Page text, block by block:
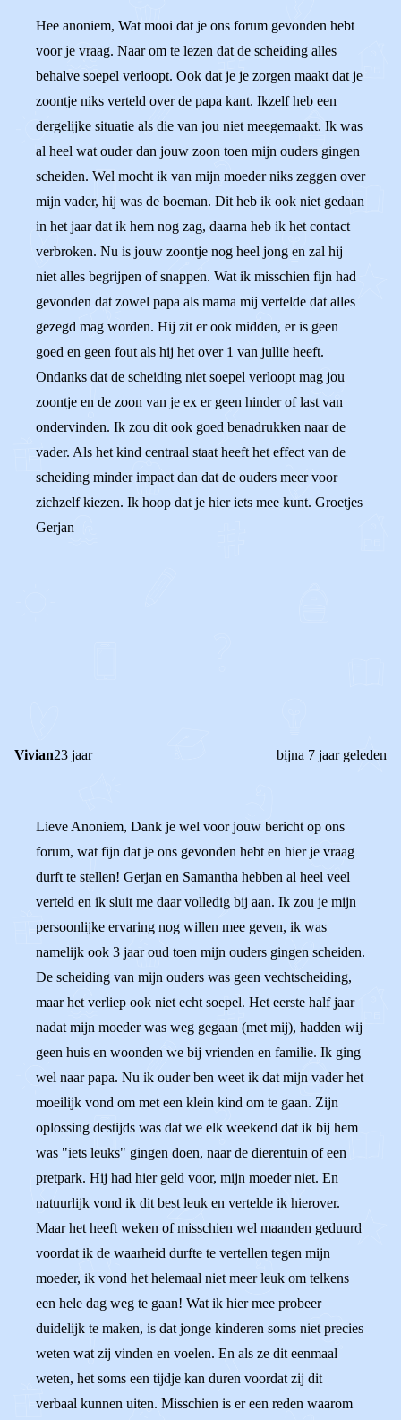
Hee anoniem, Wat mooi dat je ons forum gevonden hebt
voor je vraag. Naar om te lezen dat de scheiding alles
behalve soepel verloopt. Ook dat je je zorgen maakt dat je
zoontje niks verteld over de papa kant. Ikzelf heb een
dergelijke situatie als die van jou niet meegemaakt. Ik was
al heel wat ouder dan jouw zoon toen mijn ouders gingen
scheiden. Wel mocht ik van mijn moeder niks zeggen over
mijn vader, hij was de boeman. Dit heb ik ook niet gedaan
in het jaar dat ik hem nog zag, daarna heb ik het contact
verbroken. Nu is jouw zoontje nog heel jong en zal hij
niet alles begrijpen of snappen. Wat ik misschien fijn had
gevonden dat zowel papa als mama mij vertelde dat alles
gezegd mag worden. Hij zit er ook midden, er is geen
goed en geen fout als hij het over 1 van jullie heeft.
Ondanks dat de scheiding niet soepel verloopt mag jou
zoontje en de zoon van je ex er geen hinder of last van
ondervinden. Ik zou dit ook goed benadrukken naar de
vader. Als het kind centraal staat heeft het effect van de
scheiding minder impact dan dat de ouders meer voor
zichzelf kiezen. Ik hoop dat je hier iets mee kunt. Groetjes
Gerjan
Vivian23 jaar bijna 7 jaar geleden
Lieve Anoniem, Dank je wel voor jouw bericht op ons
forum, wat fijn dat je ons gevonden hebt en hier je vraag
durft te stellen! Gerjan en Samantha hebben al heel veel
verteld en ik sluit me daar volledig bij aan. Ik zou je mijn
persoonlijke ervaring nog willen mee geven, ik was
namelijk ook 3 jaar oud toen mijn ouders gingen scheiden.
De scheiding van mijn ouders was geen vechtscheiding,
maar het verliep ook niet echt soepel. Het eerste half jaar
nadat mijn moeder was weg gegaan (met mij), hadden wij
geen huis en woonden we bij vrienden en familie. Ik ging
wel naar papa. Nu ik ouder ben weet ik dat mijn vader het
moeilijk vond om met een klein kind om te gaan. Zijn
oplossing destijds was dat we elk weekend dat ik bij hem
was "iets leuks" gingen doen, naar de dierentuin of een
pretpark. Hij had hier geld voor, mijn moeder niet. En
natuurlijk vond ik dit best leuk en vertelde ik hierover.
Maar het heeft weken of misschien wel maanden geduurd
voordat ik de waarheid durfte te vertellen tegen mijn
moeder, ik vond het helemaal niet meer leuk om telkens
een hele dag weg te gaan! Wat ik hier mee probeer
duidelijk te maken, is dat jonge kinderen soms niet precies
weten wat zij vinden en voelen. En als ze dit eenmaal
weten, het soms een tijdje kan duren voordat zij dit
verbaal kunnen uiten. Misschien is er een reden waarom